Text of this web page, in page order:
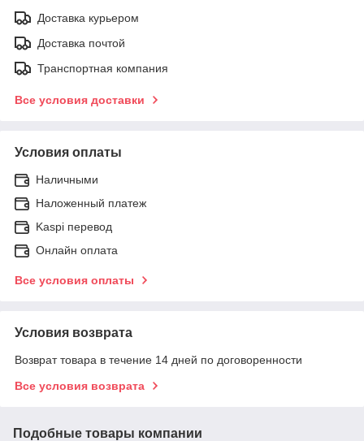
Доставка курьером
Доставка почтой
Транспортная компания
Все условия доставки
Условия оплаты
Наличными
Наложенный платеж
Kaspi перевод
Онлайн оплата
Все условия оплаты
Условия возврата
Возврат товара в течение 14 дней по договоренности
Все условия возврата
Подобные товары компании